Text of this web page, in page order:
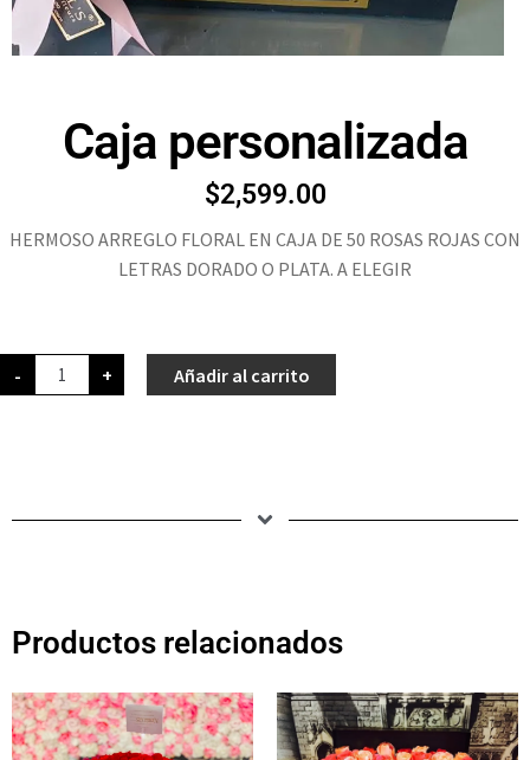
Caja personalizada
$2,599.00
HERMOSO ARREGLO FLORAL EN CAJA DE 50 ROSAS ROJAS CON
LETRAS DORADO O PLATA. A ELEGIR
- + Añadir al carrito
Productos relacionados